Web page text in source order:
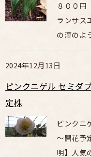
８００円
ランサス
の滴のよ
2024年12月13日
ピンクニゲル セミ
定株
ピンクニ
～開花予
明】人気